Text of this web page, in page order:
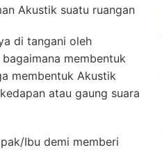
Akustik suatu ruangan
di tangani oleh
membentuk
membentuk Akustik
atau gaung suara
Ibu demi memberi